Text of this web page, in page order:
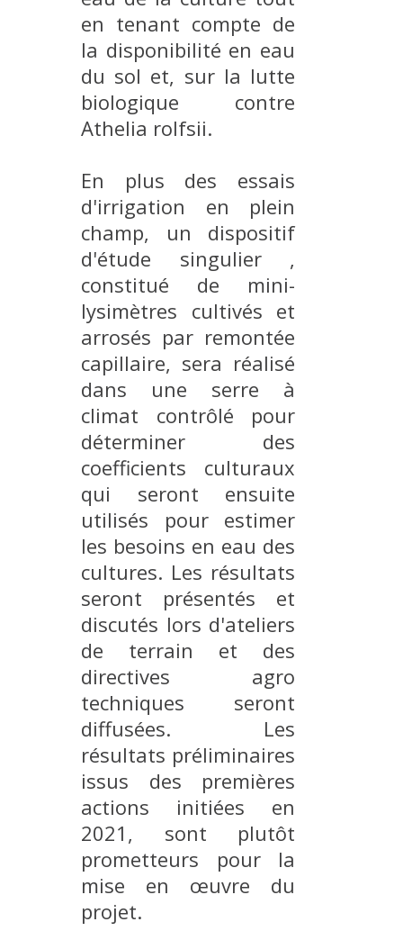
en tenant compte de
la disponibilité en eau
du sol et, sur la lutte
biologique contre
Athelia rolfsii.
En plus des essais
d'irrigation en plein
champ, un dispositif
d'étude singulier ,
constitué de mini-
lysimètres cultivés et
arrosés par remontée
capillaire, sera réalisé
dans une serre à
climat contrôlé pour
déterminer des
coefficients culturaux
qui seront ensuite
utilisés pour estimer
les besoins en eau des
cultures. Les résultats
seront présentés et
discutés lors d'ateliers
de terrain et des
directives agro
techniques seront
diffusées. Les
résultats préliminaires
issus des premières
actions initiées en
2021, sont plutôt
prometteurs pour la
mise en œuvre du
projet.